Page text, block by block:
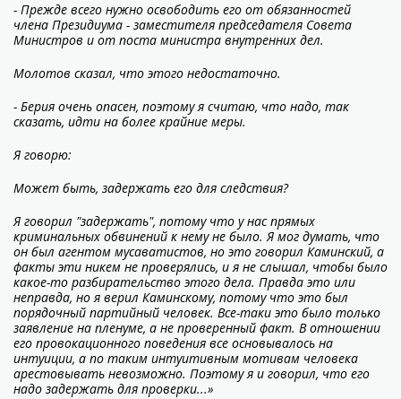
- Прежде всего нужно освободить его от обязанностей
члена Президиума - заместителя председателя Совета
Министров и от поста министра внутренних дел.
Молотов сказал, что этого недостаточно.
- Берия очень опасен, поэтому я считаю, что надо, так
сказать, идти на более крайние меры.
Я говорю:
Может быть, задержать его для следствия?
Я говорил "задержать", потому что у нас прямых
криминальных обвинений к нему не было. Я мог думать, что
он был агентом мусаватистов, но это говорил Каминский, а
факты эти никем не проверялись, и я не слышал, чтобы было
какое-то разбирательство этого дела. Правда это или
неправда, но я верил Каминскому, потому что это был
порядочный партийный человек. Все-таки это было только
заявление на пленуме, а не проверенный факт. В отношении
его провокационного поведения все основывалось на
интуиции, а по таким интуитивным мотивам человека
арестовывать невозможно. Поэтому я и говорил, что его
надо задержать для проверки...»